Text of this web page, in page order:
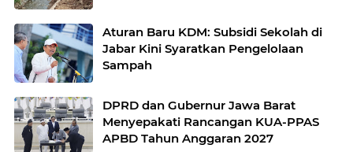
Aturan Baru KDM: Subsidi Sekolah di
Jabar Kini Syaratkan Pengelolaan
Sampah
DPRD dan Gubernur Jawa Barat
Menyepakati Rancangan KUA-PPAS
APBD Tahun Anggaran 2027